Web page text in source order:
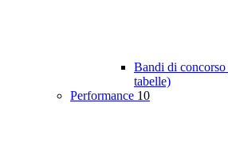
Bandi di
tabelle)
Performance 10